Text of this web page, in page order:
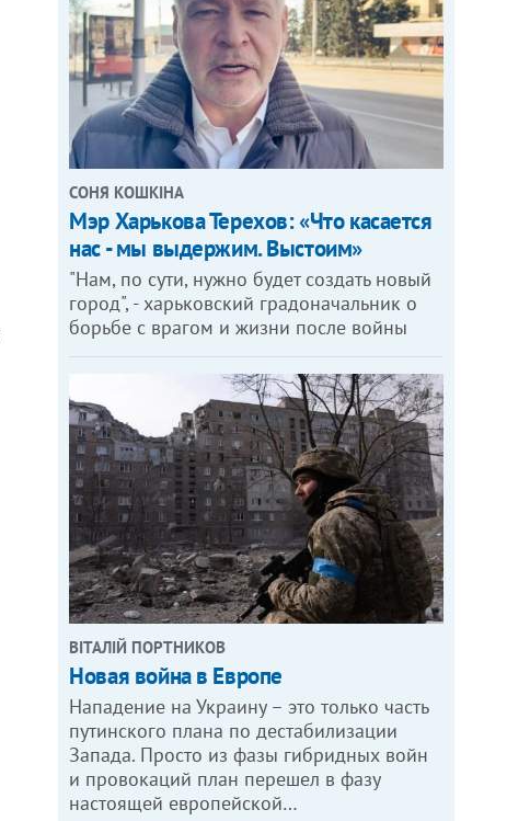
СОНЯ КОШКІНА
Мэр Харькова Терехов: «Что касается
нас - мы выдержим. Выстоим»
"Нам, по сути, нужно будет создать новый
город", - харьковский градоначальник о
борьбе с врагом и жизни после войны
ВІТАЛІЙ ПОРТНИКОВ
Новая война в Европе
Нападение на Украину – это только часть
путинского плана по дестабилизации
Запада. Просто из фазы гибридных войн
и провокаций план перешел в фазу
настоящей европейской…